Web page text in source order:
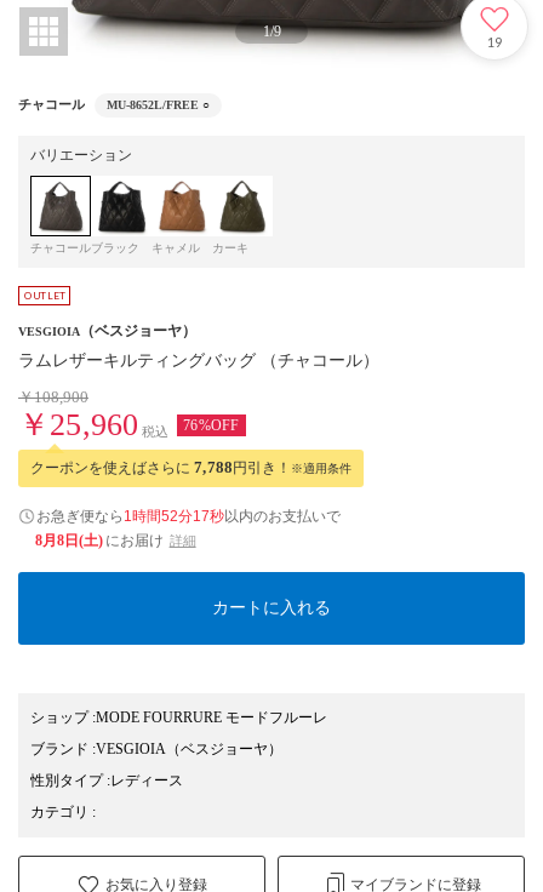
1/9
19
チャコール MU-8652L/FREE ○
バリエーション
チャコールブラック キャメル カーキ
VESGIOIA （ベスジョーヤ）
ラムレザーキルティングバッグ （チャコール）
￥108,900
￥25,960 税込 76%OFF
クーポンを使えばさらに 7,788円引き！ ※適用条件
お急ぎ便なら 1時間52分16秒以内のお支払いで
8月8日(土) にお届け 詳細
カートに入れる
ショップ:MODE FOURRURE モードフルーレ
ブランド :VESGIOIA （ベスジョーヤ）
性別タイプ:レディース
カテゴリ :
お気に入り登録 マイブランドに登録